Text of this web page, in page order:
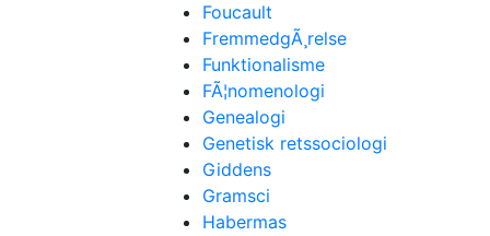
Foucault
FremmedgÃ¸relse
Funktionalisme
FÃ¦nomenologi
Genealogi
Genetisk retssociologi
Giddens
Gramsci
Habermas